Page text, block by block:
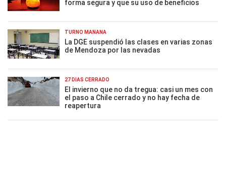
forma segura y que su uso de beneficios
TURNO MAÑANA
La DGE suspendió las clases en varias zonas
de Mendoza por las nevadas
27 DÍAS CERRADO
El invierno que no da tregua: casi un mes con
el paso a Chile cerrado y no hay fecha de
reapertura